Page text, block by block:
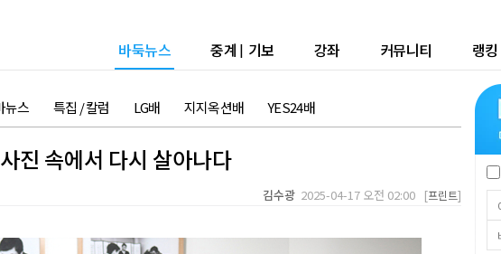
바둑뉴스 중계 | 기보 강좌 커뮤니티 랭킹
뉴스 특집 / 칼럼 LG배 지지옥션배 YES24배
진 속에서 다시 살아나다
김수광 2025-04-17 오전 02:00 [프린트]